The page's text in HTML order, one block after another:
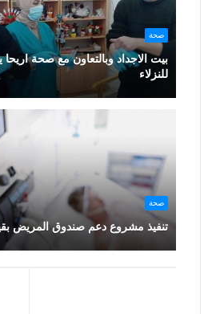
صحة
بيت الاجداد وبالتعاون مع صحة
للنزلاء
صحة
تنفيذ مشروع دعم صندوق المريض بقيمة 58,000